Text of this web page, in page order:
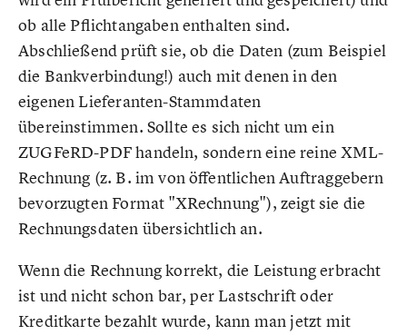
ob alle Pflichtangaben enthalten sind.
Abschließend prüft sie, ob die Daten (zum Beispiel
die Bankverbindung!) auch mit denen in den
eigenen Lieferanten-Stammdaten
übereinstimmen. Sollte es sich nicht um ein
ZUGFeRD-PDF handeln, sondern eine reine XML-
Rechnung (z. B. im von öffentlichen Auftraggebern
bevorzugten Format "XRechnung"), zeigt sie die
Rechnungsdaten übersichtlich an.
Wenn die Rechnung korrekt, die Leistung erbracht
ist und nicht schon bar, per Lastschrift oder
Kreditkarte bezahlt wurde, kann man jetzt mit